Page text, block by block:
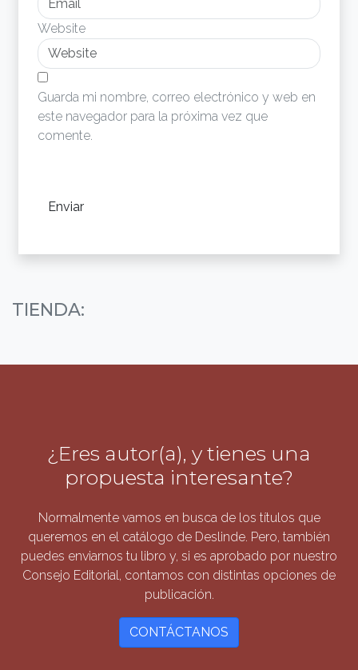
Website
Guarda mi nombre, correo electrónico y web en
este navegador para la próxima vez que
comente.
TIENDA:
¿Eres autor(a), y tienes una
propuesta interesante?
Normalmente vamos en busca de los títulos que
queremos en el catálogo de Deslinde. Pero, también
puedes enviarnos tu libro y, si es aprobado por nuestro
Consejo Editorial, contamos con distintas opciones de
publicación.
CONTÁCTANOS